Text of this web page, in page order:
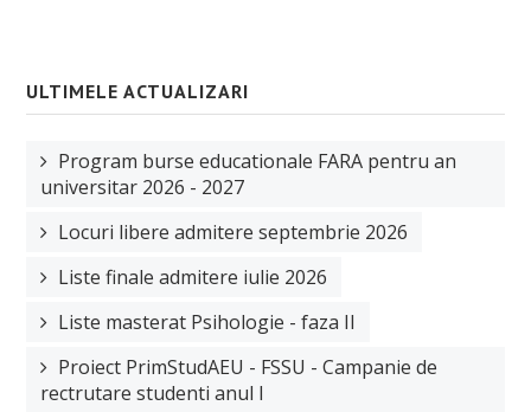
ULTIMELE ACTUALIZARI
Program burse educationale FARA pentru an
universitar 2026 - 2027
Locuri libere admitere septembrie 2026
Liste finale admitere iulie 2026
Liste masterat Psihologie - faza II
Proiect PrimStudAEU - FSSU - Campanie de
rectrutare studenti anul I